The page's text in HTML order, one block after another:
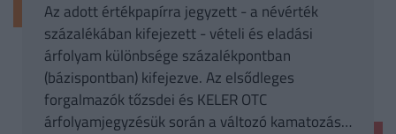
Az adott értékpapírra jegyzett - a névérték
százalékában kifejezett - vételi és eladási
árfolyam különbsége százalékpontban
(bázispontban) kifejezve. Az elsődleges
forgalmazók tőzsdei és KELER OTC
árfolyamjegyzésük során a változó kamatozású